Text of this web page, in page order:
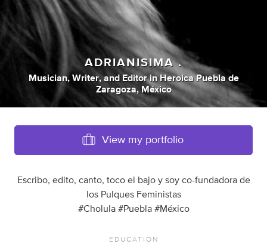
ADRIANISIMA .
Musician, Writer, and Editor inHeroica Puebla de
Zaragoza, México
View my portfolio
Escribo, edito, canto, toco el bajo y soy co-fundadora de
los Pulques Feministas
#Cholula #Puebla #México
EDUCATION